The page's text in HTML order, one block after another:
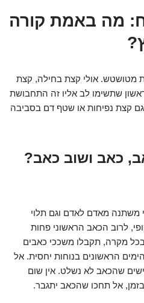
מה באמת קורה
מטושטש. אולי קצת בחילה, קצת
שתשימו לב אליו זה התחבושת
קצת נפיחות או שטף דם בסביבה
כאב ושוב כאב?
משתנה מאדם לאדם וגם תלוי
לרוב הכאב הראשוני פחות
מקרה, תקבלו משככי כאבים
הראשונים בנוחות יחסית. אל
שהכאב לא נשלט. אין שום
אל תחכו שהכאב יתגבר.